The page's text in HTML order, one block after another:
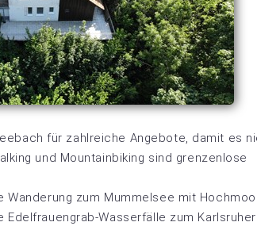
für zahlreiche Angebote, damit es
und Mountainbiking sind grenzenlose
Wanderung zum Mummelsee mit
Wasserfälle zum Karlsruher